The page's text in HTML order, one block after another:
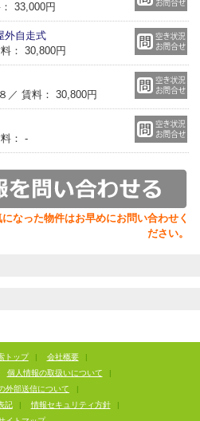
33,000円
外自走式
： 30,800円
／ 賃料： 30,800円
： -
なった物件はお早めにお問い合わせく
ださい。
トップ | 会社概要
|
個人情報の取扱いについて
|
外部送信について
|
記
| 情報セキュリティ方針
|